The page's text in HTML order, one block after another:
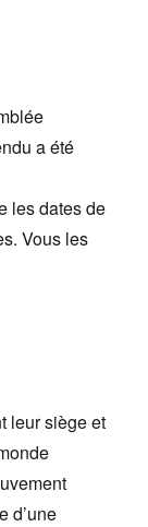
a été
les dates de
Vous les
leur siège et
d’une